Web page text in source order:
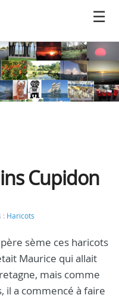
Cupidon
: Haricots
sème ces haricots
Maurice qui allait
mais comme
il a commencé à faire